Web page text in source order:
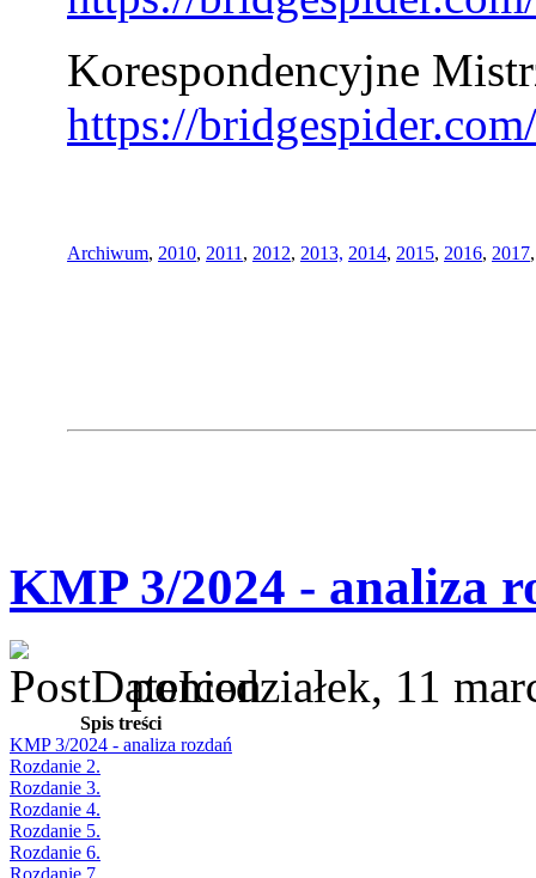
Korespondencyjne
https://
Archiwum, 2010, 2011 , 2012, 2013, 2014, 2015, 2016, 2017
KMP 3/2024 - analiza
poniedziałek, 11
Spis treści
KMP 3/2024 - analiza rozdań
Rozdanie 2.
Rozdanie 3.
Rozdanie 4.
Rozdanie 5.
Rozdanie 6.
Rozdanie 7.